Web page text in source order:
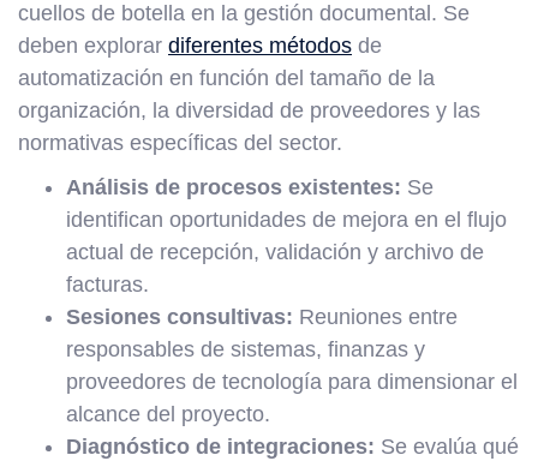
cuellos de botella en la gestión documental. Se
deben explorar diferentes métodos de
automatización en función del tamaño de la
organización, la diversidad de proveedores y las
normativas específicas del sector.
Análisis de procesos existentes: Se
identifican oportunidades de mejora en el flujo
actual de recepción, validación y archivo de
facturas.
Sesiones consultivas: Reuniones entre
responsables de sistemas, finanzas y
proveedores de tecnología para dimensionar el
alcance del proyecto.
Diagnóstico de integraciones: Se evalúa qué